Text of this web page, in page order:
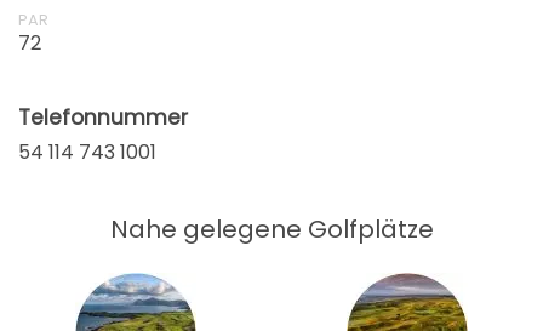
PAR
72
Telefonnummer
54 114 743 1001
Nahe gelegene Golfplätze